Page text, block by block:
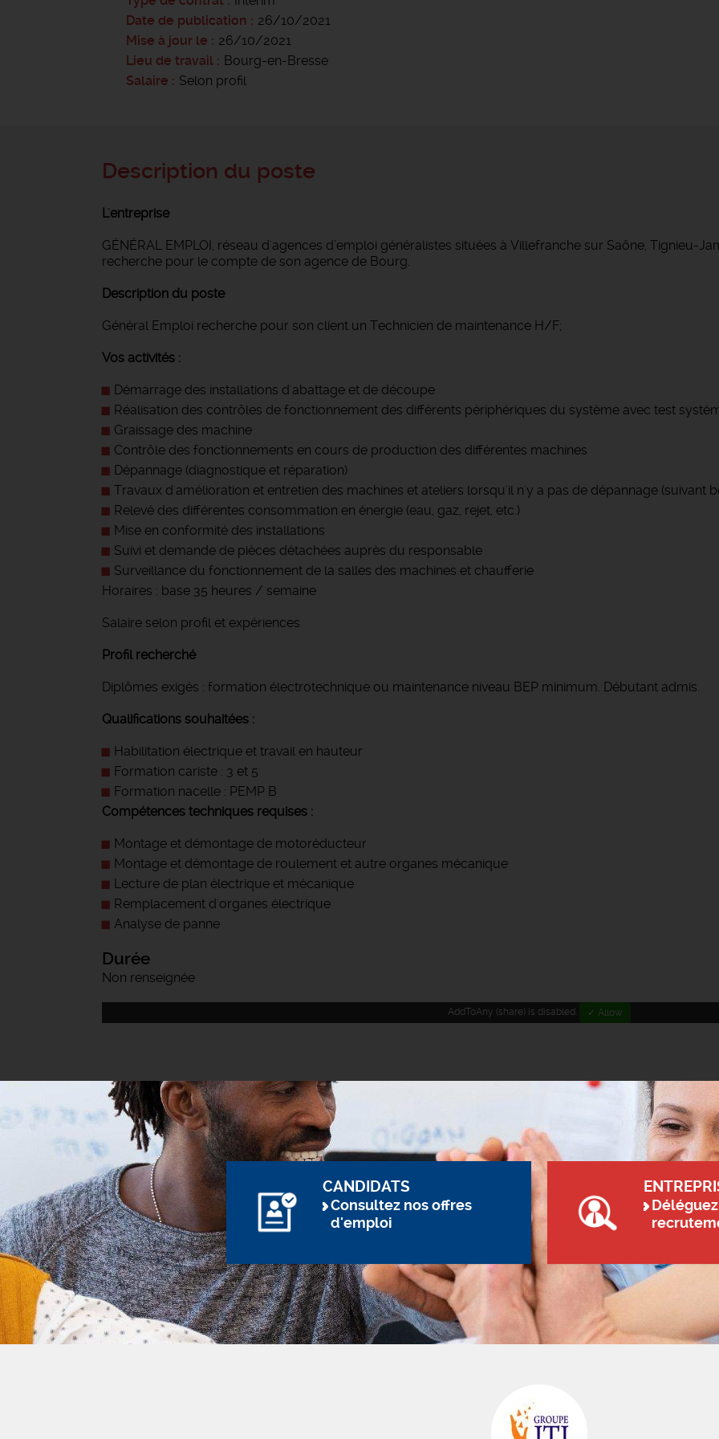
Date de publication
26/10/2021
Mise à jour le
26/10/2021
Lieu de travail
Bourg-en-Bresse
Salaire
Selon profil
Description du poste
L'entreprise
GÉNÉRAL EMPLOI, réseau d'agences d’emploi généralistes situées à Villefranche sur Saône, Tignieu-
recherche pour le compte de son agence de Bourg.
Description du poste
Général Emploi recherche pour son client un Technicien de maintenance H/F;
Vos activités :
Démarrage des installations d'abattage et de découpe
Réalisation des contrôles de fonctionnement des différents périphériques du système avec test
Graissage des machine
Contrôle des fonctionnements en cours de production des différentes machines
Dépannage (diagnostique et réparation)
Travaux d'amélioration et entretien des machines et ateliers lorsqu'il n'y a pas de dépannage (suivant
Relevé des différentes consommation en énergie (eau, gaz, rejet, etc.)
Mise en conformité des installations
Suivi et demande de pièces détachées auprès du responsable
Surveillance du fonctionnement de la salles des machines et chaufferie
Horaires : base 35 heures / semaine
Salaire selon profil et expériences
Profil recherché
Diplômes exigés : formation électrotechnique ou maintenance niveau BEP minimum. Débutant admis.
Qualifications souhaitées :
Habilitation électrique et travail en hauteur
Formation cariste : 3 et 5
Formation nacelle : PEMP B
Compétences techniques requises :
Montage et démontage de motoréducteur
Montage et démontage de roulement et autre organes mécanique
Lecture de plan électrique et mécanique
Remplacement d'organes électrique
Analyse de panne
Durée
Non renseignée
AddToAny (share) is disabled. ✓ Allow
CANDIDATS
Consultez nos offres
d'emploi